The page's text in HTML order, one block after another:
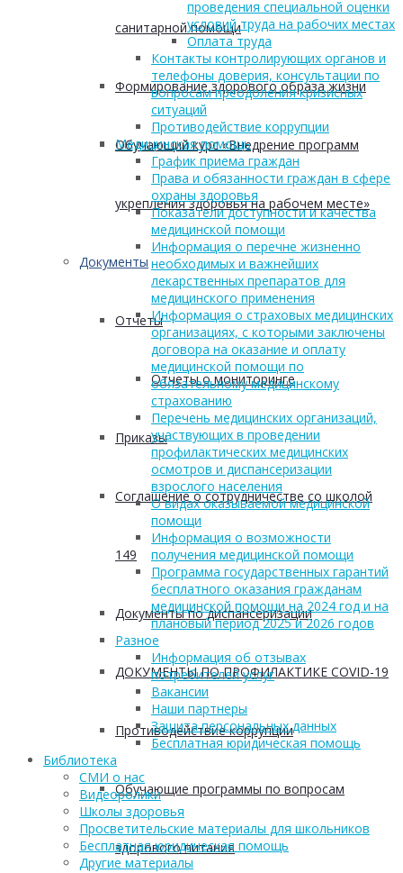
санитарной помощи
Формирование здорового образа жизни
Обучающий курс «Внедрение программ
укрепления здоровья на рабочем месте»
Документы
Отчеты
Отчеты о мониторинге
Приказы
Соглашение о сотрудничестве со школой
149
Документы по диспансеризации
ДОКУМЕНТЫ ПО ПРОФИЛАКТИКЕ COVID-19
Противодействие коррупции
Обучающие программы по вопросам
здорового питания
проведения специальной оценки
условий труда на рабочих местах
Оплата труда
Контакты контролирующих органов и
телефоны доверия, консультации по
вопросам преодоления кризисных
ситуаций
Противодействие коррупции
Медицинская помощь
График приема граждан
Права и обязанности граждан в сфере
охраны здоровья
Показатели доступности и качества
медицинской помощи
Информация о перечне жизненно
необходимых и важнейших
лекарственных препаратов для
медицинского применения
Информация о страховых медицинских
организациях, с которыми заключены
договора на оказание и оплату
медицинской помощи по
обязательному медицинскому
страхованию
Перечень медицинских организаций,
участвующих в проведении
профилактических медицинских
осмотров и диспансеризации
взрослого населения
О видах оказываемой медицинской
помощи
Информация о возможности
получения медицинской помощи
Программа государственных гарантий
бесплатного оказания гражданам
медицинской помощи на 2024 год и на
плановый период 2025 и 2026 годов
Разное
Информация об отзывах
потребителей услуг
Вакансии
Наши партнеры
Защита персональных данных
Бесплатная юридическая помощь
Библиотека
СМИ о нас
Видеоролики
Школы здоровья
Просветительские материалы для школьников
Бесплатная юридическая помощь
Другие материалы